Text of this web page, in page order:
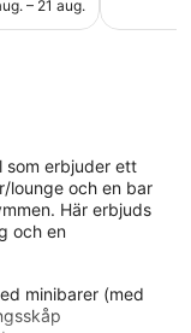
– 21 aug.
som erbjuder ett
lounge och en bar
Här erbjuds
och en
minibarer (med